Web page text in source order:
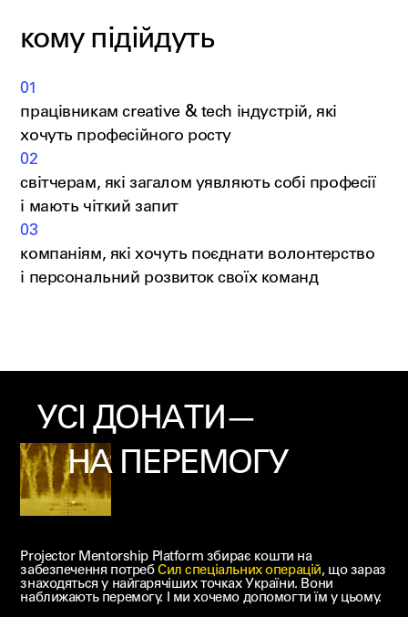
кому підійдуть
01
працівникам creative & tech індустрій, які
хочуть професійного росту
02
світчерам, які загалом уявляють собі професії
і мають чіткий запит
03
компаніям, які хочуть поєднати волонтерство
і персональний розвиток своїх команд
УСІ ДОНАТИ—
НА ПЕРЕМОГУ
Projector Mentorship Platform збирає кошти на
забезпечення потребCил спеціальних операцій, що зараз
знаходяться у найгарячіших точках України. Вони
наближають перемогу. І ми хочемо допомогти їм у цьому.